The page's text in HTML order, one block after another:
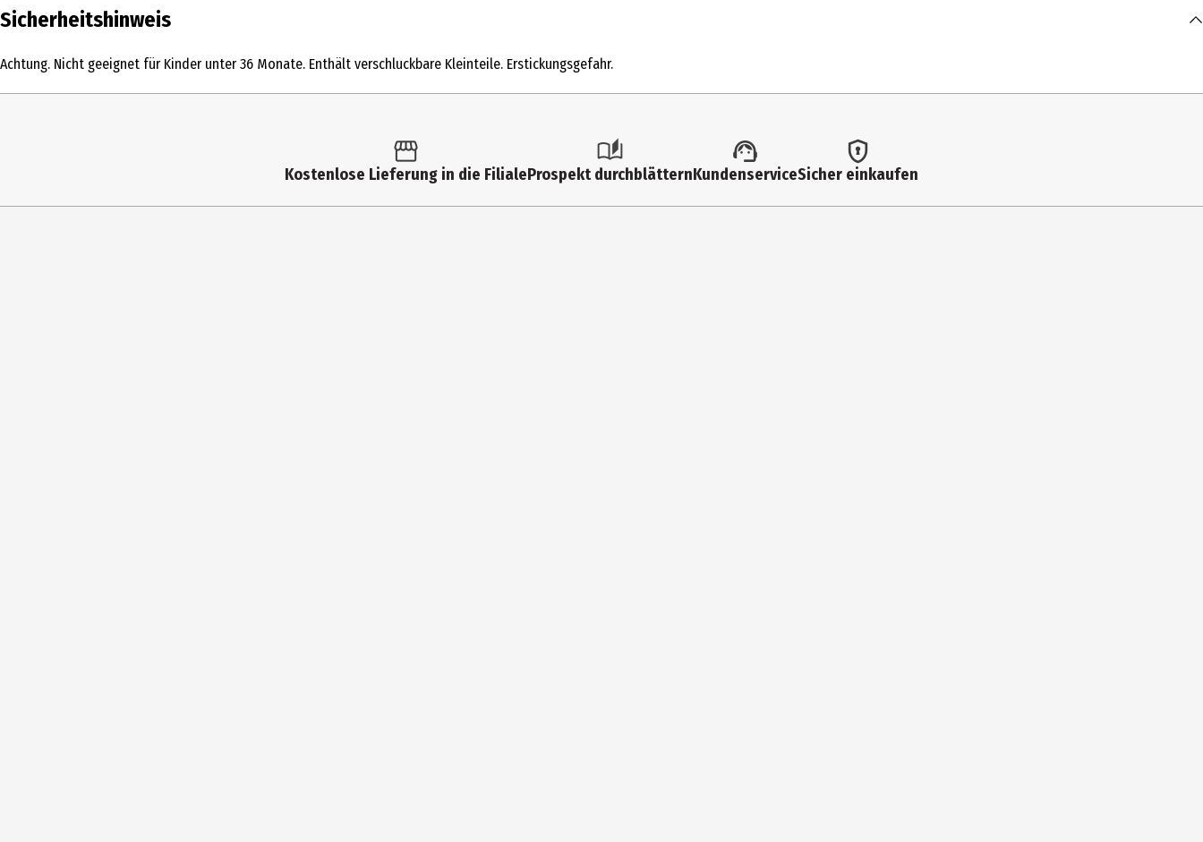
Inhalt
Sicherheitshinweis
Achtung. Nicht geeignet für Kinder unter 36 Monate. Enthält verschluckbare Kleinteile. Erstickungsgefahr.
Kostenlose Lieferung in die FilialeProspekt durchblätternKundenserviceSicher einkaufen